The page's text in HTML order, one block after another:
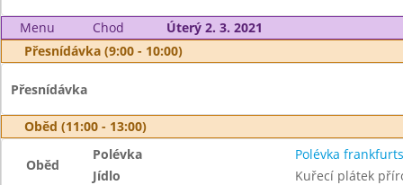
Menu Chod
Úterý 2. 3. 2021
Přesnídávka (9:00 - 10:00)
Přesnídávka
Oběd (11:00 - 13:00)
Oběd
Polévka
Polévka
Jídlo
Kuřecí plátek